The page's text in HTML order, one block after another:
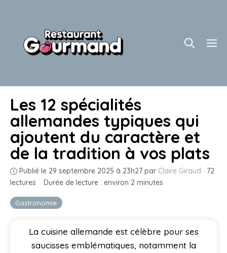
contenu
Gastronomie
Les 12 spécialités
allemandes typiques qui
ajoutent du caractère et
de la tradition à vos plats
Publié le 29 septembre 2025 à 23h27 par Claire Giraud · 72
lectures · Durée de lecture : environ 2 minutes
La cuisine allemande est célèbre pour ses
saucisses emblématiques, notamment la